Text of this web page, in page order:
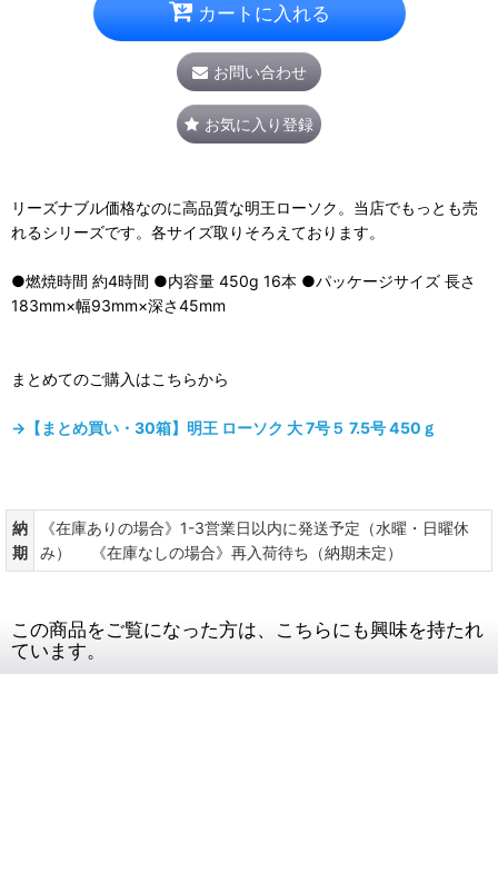
カートに入れる
お問い合わせ
お気に入り登録
リーズナブル価格なのに高品質な明王ローソク。当店でもっとも売
れるシリーズです。各サイズ取りそろえております。
●燃焼時間 約4時間 ●内容量 450g 16本 ●パッケージサイズ 長さ
183mm×幅93mm×深さ45mm
まとめてのご購入はこちらから
→【まとめ買い・30箱】明王 ローソク 大 7号５ 7.5号 450ｇ
納
期
《在庫ありの場合》1-3営業日以内に発送予定（水曜・日曜休
み） 《在庫なしの場合》再入荷待ち（納期未定）
この商品をご覧になった方は、こちらにも興味を持たれ
ています。